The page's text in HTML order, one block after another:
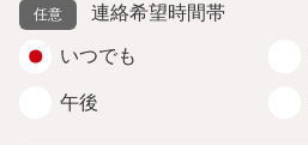
連絡希望時間帯
いつでも
午後